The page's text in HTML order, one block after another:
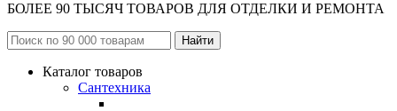
БОЛЕЕ 90 ТЫСЯЧ ТОВАРОВ ДЛЯ ОТДЕЛКИ И РЕМОНТА
Каталог товаров
Сантехника